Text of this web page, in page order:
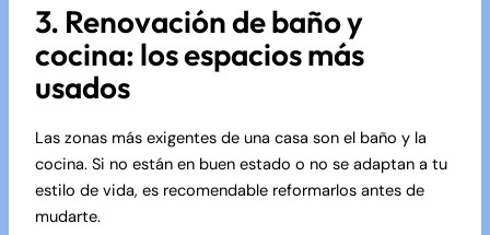
3. Renovación de baño y
cocina: los espacios más
usados
Las zonas más exigentes de una casa son el baño y la
cocina. Si no están en buen estado o no se adaptan a tu
estilo de vida, es recomendable reformarlos antes de
mudarte.